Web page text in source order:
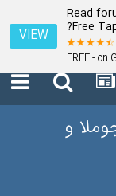
Read
Free
FREE - on
VIEW
و